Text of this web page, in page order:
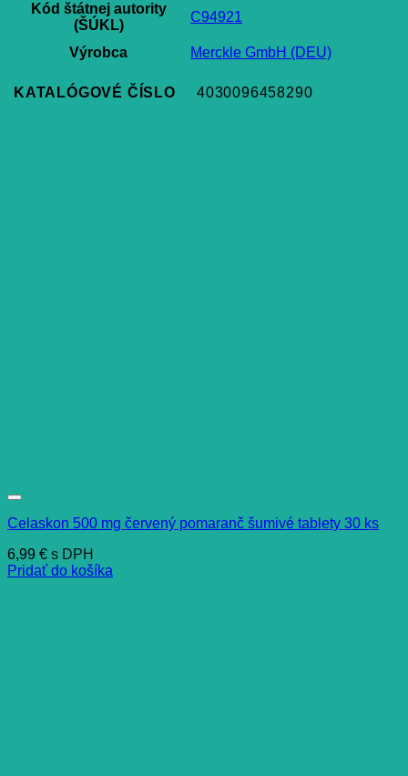
Kód štátnej autority
(ŠÚKL)
C94921
Výrobca Merckle GmbH (DEU)
KATALÓGOVÉ ČÍSLO 4030096458290
Celaskon 500 mg červený pomaranč šumivé tablety 30 ks
6,99 € s DPH
Pridať do košíka